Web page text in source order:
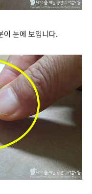
이 눈에 보입니다.